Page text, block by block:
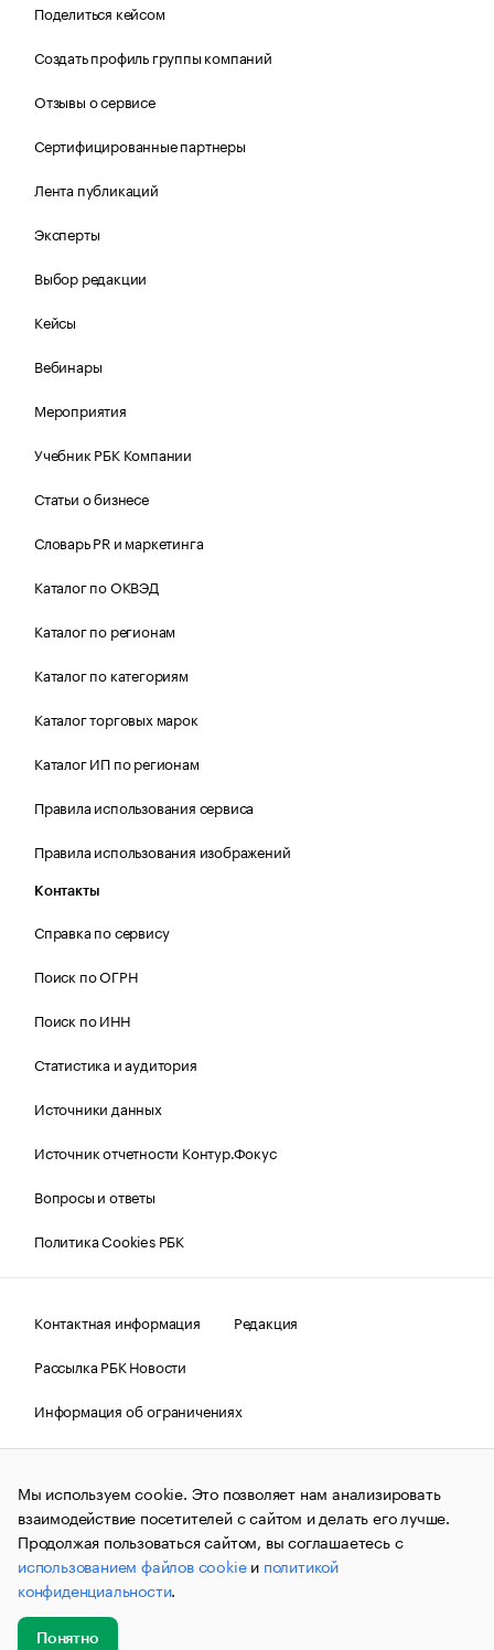
Поделиться кейсом
Создать профиль группы компаний
Отзывы о сервисе
Сертифицированные партнеры
Лента публикаций
Эксперты
Выбор редакции
Кейсы
Вебинары
Мероприятия
Учебник РБК Компании
Статьи о бизнесе
Словарь PR и маркетинга
Каталог по ОКВЭД
Каталог по регионам
Каталог по категориям
Каталог торговых марок
Каталог ИП по регионам
Правила использования сервиса
Правила использования изображений
Контакты
Справка по сервису
Поиск по ОГРН
Поиск по ИНН
Статистика и аудитория
Источники данных
Источник отчетности Контур.Фокус
Вопросы и ответы
Политика Cookies РБК
Контактная информация
Редакция
Рассылка РБК Новости
Информация об ограничениях
Правовая информация
О соблюдении авторских прав
© АО «РОСБИЗНЕСКОНСАЛТИНГ»,1995–2026.Сообщения
и материалы информационного агентства «РБК»
(зарегистрировано Федеральной службой по надзору в сфере
связи, информационных технологий и массовых
коммуникаций (Роскомнадзор) 09.12.2015 за номером ИА
№ФС77-63848) сопровождаются пометкой «РБК». Отдельные
публикации могут содержать информацию,
не предназначенную для пользователей
до 18 лет.
Мы используем cookie. Это позволяет нам анализировать
взаимодействие посетителей с сайтом и делать его лучше.
Продолжая пользоваться сайтом, вы соглашаетесь с
использованием файлов cookieи политикой
конфиденциальности.
Понятно